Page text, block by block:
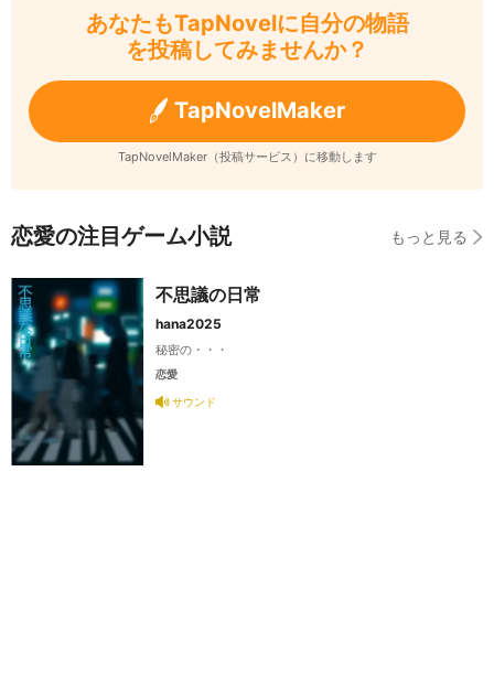
あなたもTapNovelに自分の物語
を投稿してみませんか？
TapNovelMaker
TapNovelMaker（投稿サービス）に移動します
恋愛の注目ゲーム小説 もっと見る
不思議の日常
hana2025
秘密の・・・
恋愛
サウンド